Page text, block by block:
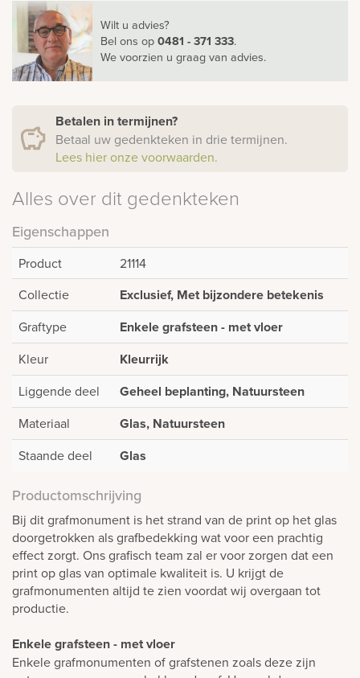
Wilt u advies?
Bel ons op0481 - 371 333.
We voorzien u graag van advies.
Betalen in termijnen?
Betaal uw gedenkteken in drie termijnen.
Lees hier onze voorwaarden.
Alles over dit gedenkteken
Eigenschappen
Product
21114
Collectie
Exclusief, Met bijzondere betekenis
Graftype Enkele grafsteen - met vloer
Kleur Kleurrijk
Liggende deel Geheel beplanting, Natuursteen
Materiaal Glas, Natuursteen
Staande deel Glas
Productomschrijving
Bij dit grafmonument is het strand van de print op het glas
doorgetrokken als grafbedekking wat voor een prachtig
effect zorgt. Ons grafisch team zal er voor zorgen dat een
print op glas van optimale kwaliteit is. U krijgt de
grafmonumenten altijd te zien voordat wij overgaan tot
productie.
Enkele grafsteen - met vloer
Enkele grafmonumenten of grafstenen zoals deze zijn